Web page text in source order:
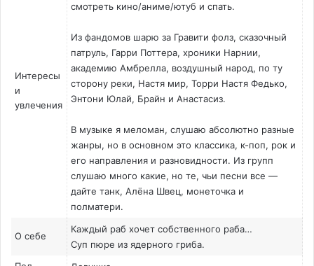
Интересы
и
увлечения
смотреть кино/аниме/ютуб и спать.
Из фандомов шарю за Гравити фолз, сказочный
патруль, Гарри Поттера, хроники Нарнии,
академию Амбрелла, воздушный народ, по ту
сторону реки, Настя мир, Торри Настя Федько,
Энтони Юлай, Брайн и Анастасиз.
В музыке я меломан, слушаю абсолютно разные
жанры, но в основном это классика, к-поп, рок и
его направления и разновидности. Из групп
слушаю много какие, но те, чьи песни все —
дайте танк, Алёна Швец, монеточка и
полматери.
О себе
Каждый раб хочет собственного раба…
Суп пюре из ядерного гриба.